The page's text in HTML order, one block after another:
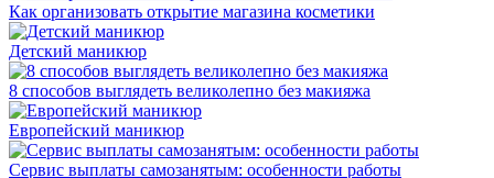
Как организовать открытие магазина косметики
Детский маникюр
8 способов выглядеть великолепно без макияжа
Европейский маникюр
Сервис выплаты самозанятым: особенности работы